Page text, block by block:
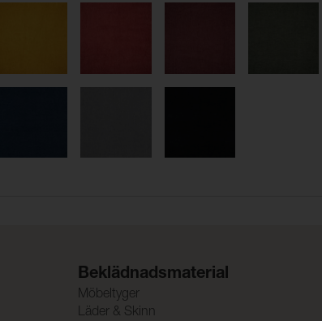
Beklädnadsmaterial
Möbeltyger
Läder & Skinn